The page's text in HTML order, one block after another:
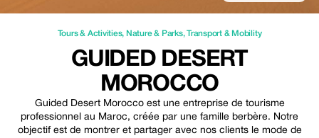
Tours & Activities, Nature & Parks,Transport & Mobility
GUIDED DESERT
MOROCCO
Guided Desert Morocco est une entreprise de tourisme
professionnel au Maroc, créée par une famille berbère. Notre
objectif est de montrer et partager avec nos clients le mode de